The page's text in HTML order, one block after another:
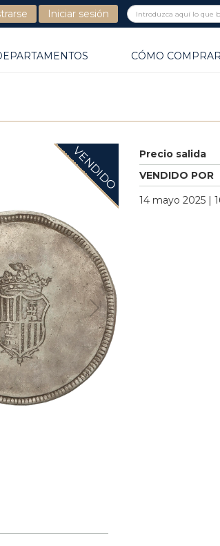
Iniciar sesión
CÓMO COMPRAR
VENDIDO Precio salida
VENDIDO POR
14 mayo 2025 |